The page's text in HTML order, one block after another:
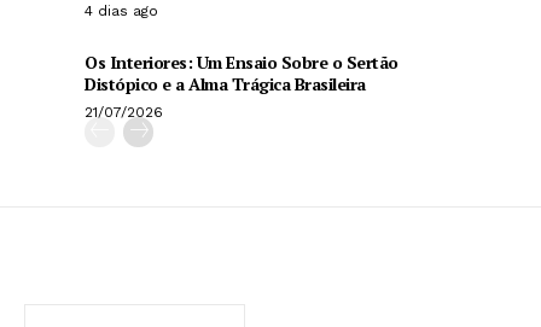
4 dias ago
Os Interiores: Um Ensaio Sobre o Sertão
Distópico e a Alma Trágica Brasileira
21/07/2026